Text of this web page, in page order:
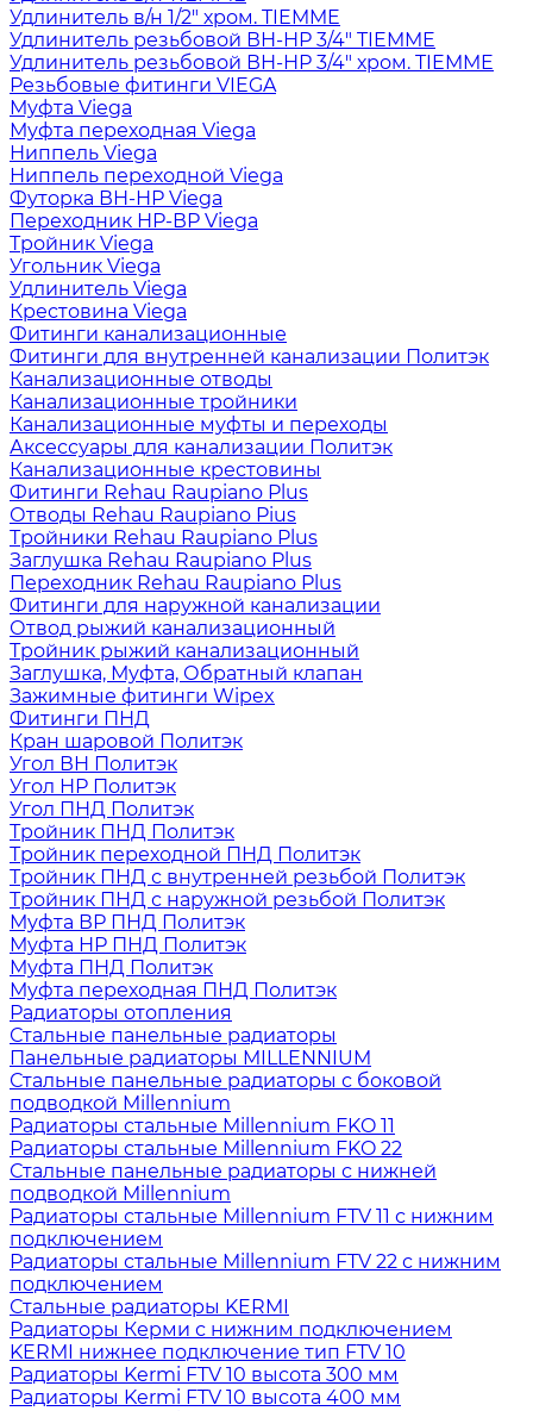
Удлинитель в/н 1/2" хром. TIEMME
Удлинитель резьбовой ВН-НР 3/4" TIEMME
Удлинитель резьбовой ВН-НР 3/4" хром. TIEMME
Резьбовые фитинги VIEGA
Муфта Viega
Муфта переходная Viega
Ниппель Viega
Ниппель переходной Viega
Футорка ВН-НР Viega
Переходник НР-ВР Viega
Тройник Viega
Угольник Viega
Удлинитель Viega
Крестовина Viega
Фитинги канализационные
Фитинги для внутренней канализации Политэк
Канализационные отводы
Канализационные тройники
Канализационные муфты и переходы
Аксессуары для канализации Политэк
Канализационные крестовины
Фитинги Rehau Raupiano Plus
Отводы Rehau Raupiano Pius
Тройники Rehau Raupiano Plus
Заглушка Rehau Raupiano Plus
Переходник Rehau Raupiano Plus
Фитинги для наружной канализации
Отвод рыжий канализационный
Тройник рыжий канализационный
Заглушка, Муфта, Обратный клапан
Зажимные фитинги Wipex
Фитинги ПНД
Кран шаровой Политэк
Угол ВН Политэк
Угол НР Политэк
Угол ПНД Политэк
Тройник ПНД Политэк
Тройник переходной ПНД Политэк
Тройник ПНД с внутренней резьбой Политэк
Тройник ПНД с наружной резьбой Политэк
Муфта ВР ПНД Политэк
Муфта НР ПНД Политэк
Муфта ПНД Политэк
Муфта переходная ПНД Политэк
Радиаторы отопления
Стальные панельные радиаторы
Панельные радиаторы MILLENNIUM
Стальные панельные радиаторы с боковой
подводкой Millennium
Радиаторы стальные Millennium FKO 11
Радиаторы стальные Millennium FKO 22
Стальные панельные радиаторы с нижней
подводкой Millennium
Радиаторы стальные Millennium FTV 11 с нижним
подключением
Радиаторы стальные Millennium FTV 22 с нижним
подключением
Стальные радиаторы KERMI
Радиаторы Керми с нижним подключением
KERMI нижнее подключение тип FTV 10
Радиаторы Kermi FTV 10 высота 300 мм
Радиаторы Kermi FTV 10 высота 400 мм